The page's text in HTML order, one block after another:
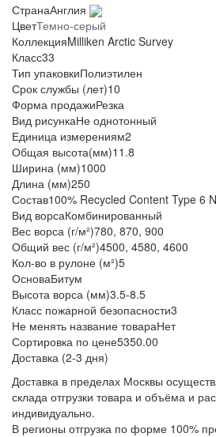
СтранаАнглия
ЦветТемно-серый
КоллекцияMilliken Arctic Survey
Класс33
Тип упаковкиПолиэтилен
Срок службы (лет)10
Форма продажиРезка
Вид рисункаНе однотонный
Единица измерениям2
Общая высота(мм)11.8
Ширина (мм)1000
Длина (мм)250
Состав100% Recycled Content Type 6
Вид ворсаКомбинированный
Вес ворса (г/м²)780, 870, 900
Общий вес (г/м²)4500, 4580, 4600
Кол-во в рулоне (м²)5
ОсноваБитум
Высота ворса (мм)3.5-8.5
Класс пожарной безопасности3
Не менять название товараНет
Сортировка по цене5350.00
Доставка (2-3 дня)
Доставка в пределах Москвы
склада отгрузки товара и объёма и
индивидуально.
В регионы отгрузка по форме 100%